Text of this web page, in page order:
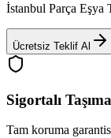
İstanbul Parça Eşya
Ücretsiz Teklif Al
Sigortalı Taşıma
Tam koruma